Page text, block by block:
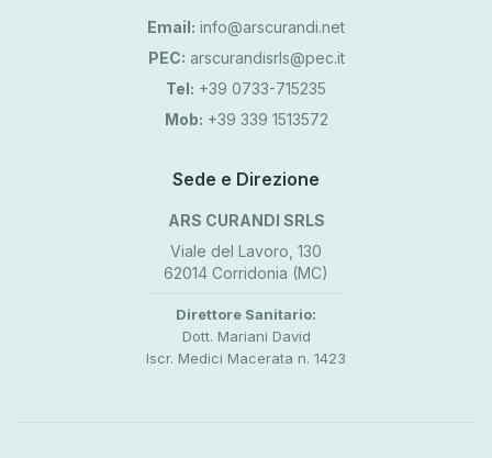
Email: info@arscurandi.net
PEC: arscurandisrls@pec.it
Tel: +39 0733-715235
Mob: +39 339 1513572
Sede e Direzione
ARS CURANDI SRLS
Viale del Lavoro, 130
62014 Corridonia (MC)
Direttore Sanitario:
Dott. Mariani David
Iscr. Medici Macerata n. 1423